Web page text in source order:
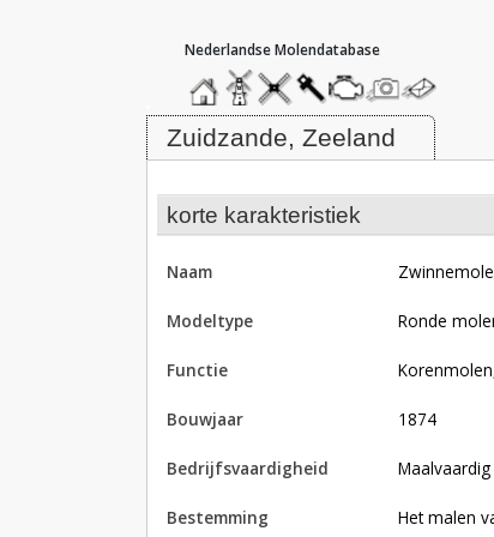
hoofdmenu
homemolendatabase
roedendatabase
assendatabase
motorendatabase
stuur
een
foto
stuur
een
bericht
Molen Zwinnemolen,
Zuidzande, Zeeland
korte karakteristiek
naam
modeltype Ronde
functie
bouwjaar 1874
bedrijfsvaardigheid Maalvaardig
bestemming Het malen